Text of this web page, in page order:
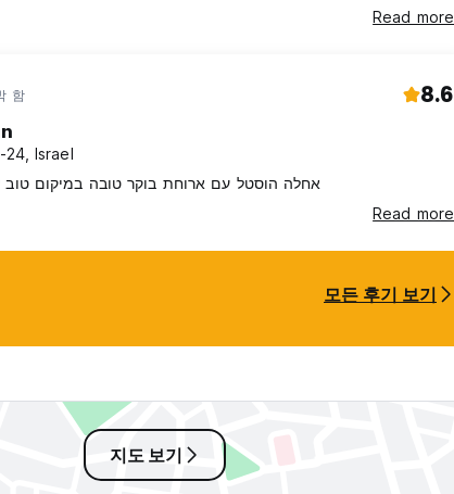
Read more
함 8.6
24, Israel
אחלה הוסטל עם ארוחת בוקר טובה במיקום טוב
Read more
모든 후기 보기
지도 보기